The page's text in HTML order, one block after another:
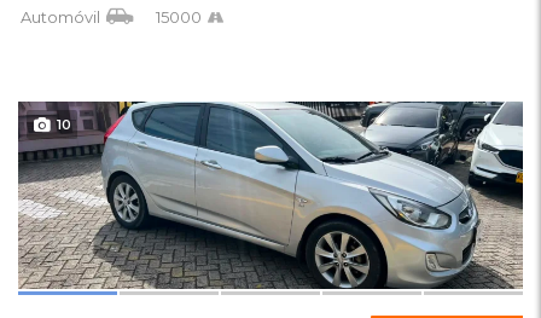
Automóvil 15000
10